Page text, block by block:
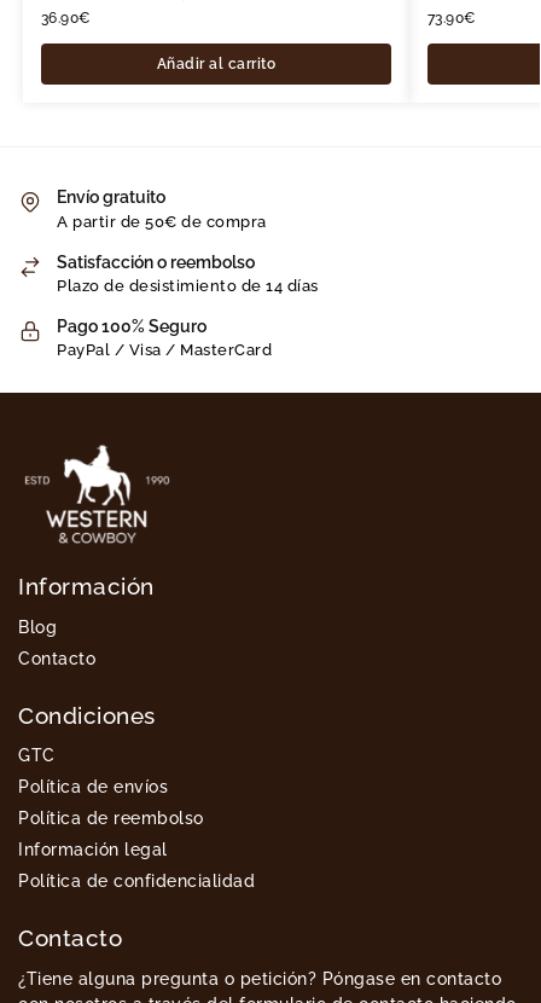
36.90€
Añadir al carrito
73.90€
Envío gratuito
A partir de 50€ de compra
Satisfacción o reembolso
Plazo de desistimiento de 14 días
Pago 100% Seguro
PayPal / Visa / MasterCard
Información
Blog
Contacto
Condiciones
GTC
Política de envíos
Política de reembolso
Información legal
Política de confidencialidad
Contacto
¿Tiene alguna pregunta o petición? Póngase en contacto